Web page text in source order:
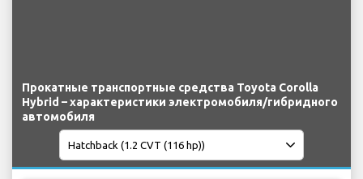
Прокатные транспортные средства Toyota Corolla
Hybrid – характеристики электромобиля/гибридного
автомобиля